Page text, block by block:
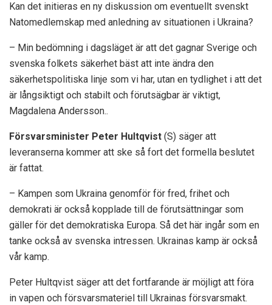
Kan det initieras en ny diskussion om eventuellt svenskt
Natomedlemskap med anledning av situationen i Ukraina?
– Min bedömning i dagsläget är att det gagnar Sverige och
svenska folkets säkerhet bäst att inte ändra den
säkerhetspolitiska linje som vi har, utan en tydlighet i att det
är långsiktigt och stabilt och förutsägbar är viktigt,
Magdalena Andersson..
Försvarsminister Peter Hultqvist (S) säger att
leveranserna kommer att ske så fort det formella beslutet
är fattat.
– Kampen som Ukraina genomför för fred, frihet och
demokrati är också kopplade till de förutsättningar som
gäller för det demokratiska Europa. Så det här ingår som en
tanke också av svenska intressen. Ukrainas kamp är också
vår kamp.
Peter Hultqvist säger att det fortfarande är möjligt att föra
in vapen och försvarsmateriel till Ukrainas försvarsmakt.